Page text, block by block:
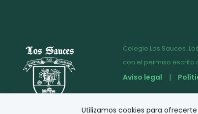
Colegio Los Sauces.
con el permiso escrito
Aviso legal
Utilizamos cookies para